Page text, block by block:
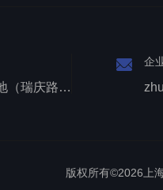
上海张江医疗器械产业基地（瑞庆路528号）
企
版权所有©2026